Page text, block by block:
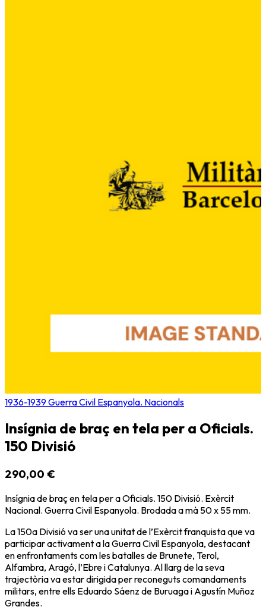
1936-1939 Guerra Civil Espanyola. Nacionals
Insígnia de braç en tela per a Oficials.
150 Divisió
290,00 €
Insígnia de braç en tela per a Oficials. 150 Divisió. Exèrcit
Nacional. Guerra Civil Espanyola. Brodada a mà 50 x 55 mm.
La 150a Divisió va ser una unitat de l’Exèrcit franquista que va
participar activament a la Guerra Civil Espanyola, destacant
en enfrontaments com les batalles de Brunete, Terol,
Alfambra, Aragó, l’Ebre i Catalunya. Al llarg de la seva
trajectòria va estar dirigida per reconeguts comandaments
militars, entre ells Eduardo Sáenz de Buruaga i Agustín Muñoz
Grandes.